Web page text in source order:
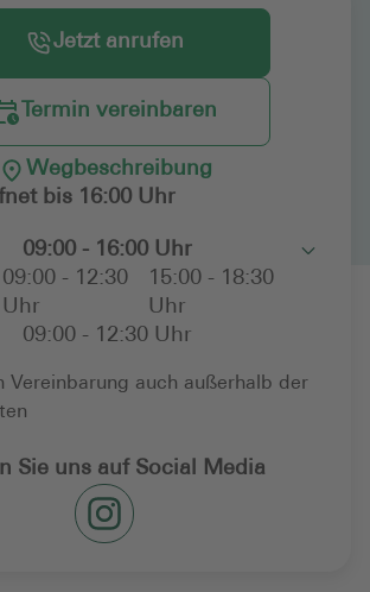
Jetzt anrufen
Termin vereinbaren
Wegbeschreibung
bis 16:00 Uhr
09:00 - 16:00 Uhr
09:00 - 12:30
Uhr
15:00 - 18:30
Uhr
09:00 - 12:30 Uhr
Toggle
Vereinbarung auch außerhalb der
Sie uns auf Social Media